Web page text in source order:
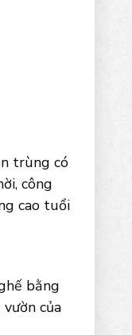
trùng có
công
cao tuổi
bằng
của